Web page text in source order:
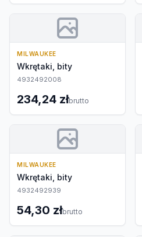
MILWAUKEE
Wkrętaki, bity
4932492008
234,24 złbrutto
MILWAUKEE
Wkrętaki, bity
4932492939
54,30 złbrutto